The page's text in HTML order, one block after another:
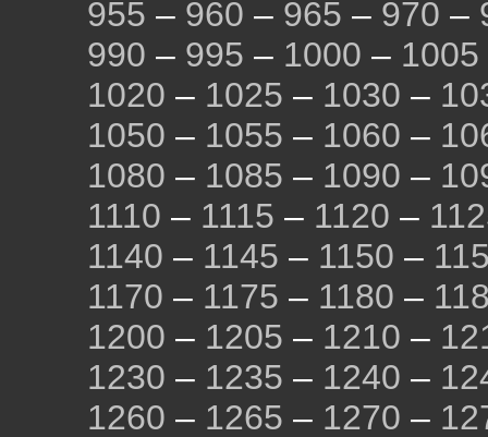
955 – 960 – 965 – 970 –
990 – 995 – 1000 – 1005
1020 – 1025 – 1030 –
1050 – 1055 – 1060 –
1080 – 1085 – 1090 –
1110 – 1115 – 1120 –
1140 – 1145 – 1150 –
1170 – 1175 – 1180 –
1200 – 1205 – 1210 –
1230 – 1235 – 1240 –
1260 – 1265 – 1270 –